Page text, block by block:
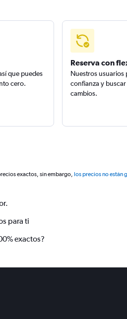
que puedes
cero.
Reserva con
Nuestros usuarios
confianza y
cambios.
exactos, sin embargo, los precios no están
para ti
exactos?